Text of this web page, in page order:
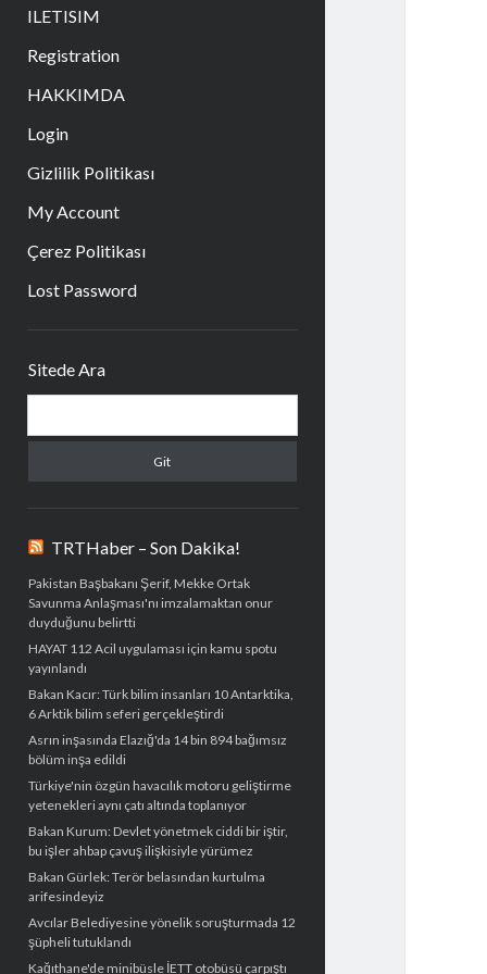
ILETISIM
Registration
HAKKIMDA
Login
Gizlilik Politikası
My Account
Çerez Politikası
Lost Password
Menü
Sitede Ara
TRTHaber – Son Dakika!
Pakistan Başbakanı Şerif, Mekke Ortak
Savunma Anlaşması'nı imzalamaktan onur
duyduğunu belirtti
HAYAT 112 Acil uygulaması için kamu spotu
yayınlandı
Bakan Kacır: Türk bilim insanları 10 Antarktika,
6 Arktik bilim seferi gerçekleştirdi
Asrın inşasında Elazığ'da 14 bin 894 bağımsız
bölüm inşa edildi
Türkiye'nin özgün havacılık motoru geliştirme
yetenekleri aynı çatı altında toplanıyor
Bakan Kurum: Devlet yönetmek ciddi bir iştir,
bu işler ahbap çavuş ilişkisiyle yürümez
Bakan Gürlek: Terör belasından kurtulma
arifesindeyiz
Avcılar Belediyesine yönelik soruşturmada 12
şüpheli tutuklandı
Kağıthane'de minibüsle İETT otobüsü çarpıştı